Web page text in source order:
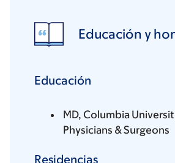
Educación y
Educación
MD, Columbia
Physicians & Surgeons
Residencias